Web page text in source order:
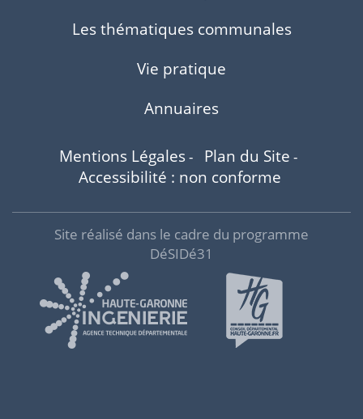
Les thématiques communales
Vie pratique
Annuaires
Mentions Légales- Plan du Site -
Accessibilité : non conforme
Site réalisé dans le cadre du programme
DéSIDé31